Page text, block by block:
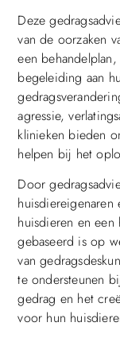
Deze
van de oorzaken
een
begeleiding aan
agressie,
klinieken bieden
helpen bij het
Door
huisdiereigenaren
huisdieren en
gebaseerd is op
van
te ondersteunen
gedrag en het
voor hun